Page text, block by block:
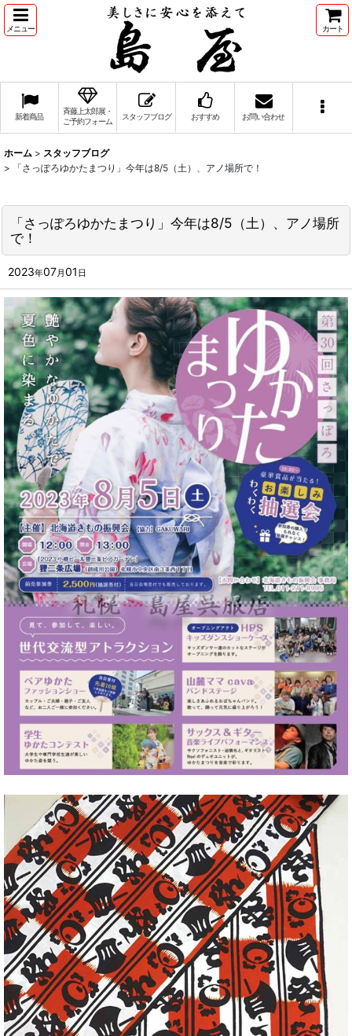
メニュー カート
新着商品
斉藤上太郎展・
ご予約フォーム
スタッフブログ おすすめ お問い合わせ
ホーム > スタッフブログ
>
「さっぽろゆかたまつり」今年は8/5（土）、アノ場所で！
「さっぽろゆかたまつり」今年は8/5（土）、アノ場所
で！
2023年07月01 日